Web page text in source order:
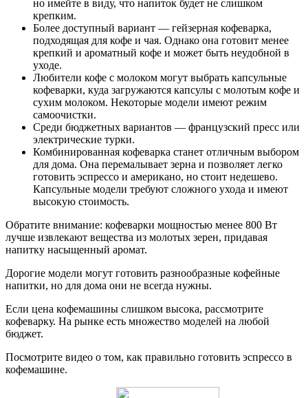
но имейте в виду, что напиток будет не слишком
крепким.
Более доступный вариант — гейзерная кофеварка,
подходящая для кофе и чая. Однако она готовит менее
крепкий и ароматный кофе и может быть неудобной в
уходе.
Любители кофе с молоком могут выбрать капсульные
кофеварки, куда загружаются капсулы с молотым кофе и
сухим молоком. Некоторые модели имеют режим
самоочистки.
Среди бюджетных вариантов — французский пресс или
электрические турки.
Комбинированная кофеварка станет отличным выбором
для дома. Она перемалывает зерна и позволяет легко
готовить эспрессо и американо, но стоит недешево.
Капсульные модели требуют сложного ухода и имеют
высокую стоимость.
Обратите внимание: кофеварки мощностью менее 800 Вт
лучше извлекают вещества из молотых зерен, придавая
напитку насыщенный аромат.
Дорогие модели могут готовить разнообразные кофейные
напитки, но для дома они не всегда нужны.
Если цена кофемашины слишком высока, рассмотрите
кофеварку. На рынке есть множество моделей на любой
бюджет.
Посмотрите видео о том, как правильно готовить эспрессо в
кофемашине.